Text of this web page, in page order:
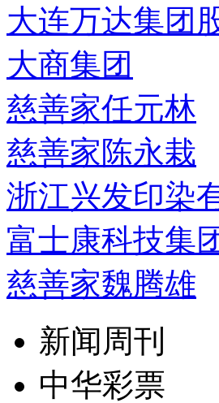
大连万达集团
大商集团
慈善家任元林
慈善家陈永栽
浙江兴发印染
富士康科技集
慈善家魏腾雄
新闻周刊
中华彩票